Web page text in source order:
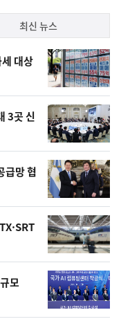
락
최신 뉴스
대상
3곳 신
급망 협
모